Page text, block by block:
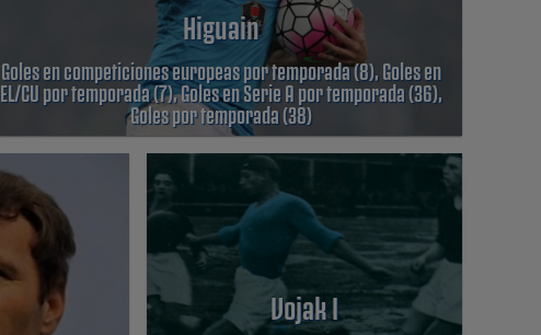
Goles en competiciones europeas por temporada (8), Goles en
EL/CU por temporada (7), Goles en Serie A por temporada (36),
Goles por temporada (38)
Higuain
Vojak I